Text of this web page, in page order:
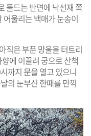
물드는 반면에 낙선재 쪽
어울리는 백매가 눈송이
직은 부푼 망울을 터트리
에 이끌려 궁으로 산책
까지 문을 열고 있으니
의 눈부신 한때를 만끽